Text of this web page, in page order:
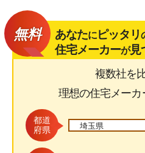
無料 あなたにピッタリ
住宅メーカーが見
複数社を
理想の住宅メーカ
都道
府県